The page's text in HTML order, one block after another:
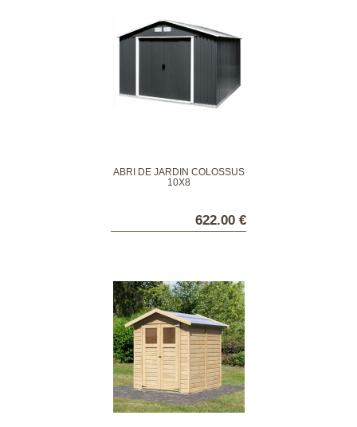
ABRI DE JARDIN COLOSSUS
10X8
622.00 €